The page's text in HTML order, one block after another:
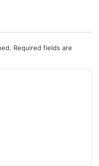
Required fields are